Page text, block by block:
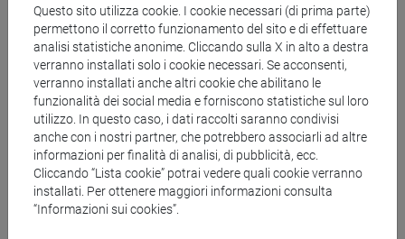
Corsi di studio e percorsi
[LT40] LINGUE, CULTURE E SOCIETÀ DELL'ASIA
E DELL'AFRICA MEDITERRANEA - Laurea
cina/giappone/corea /subcontinente indiano
eurasia
/ medio oriente e africa
india e sud-est
asiatico/giappone /cina/corea
Questo sito utilizza cookie. I cookie necessari (di prima parte)
permettono il corretto funzionamento del sito e di effettuare
analisi statistiche anonime. Cliccando sulla X in alto a destra
verranno installati solo i cookie necessari. Se acconsenti,
verranno installati anche altri cookie che abilitano le
funzionalità dei social media e forniscono statistiche sul loro
utilizzo. In questo caso, i dati raccolti saranno condivisi
anche con i nostri partner, che potrebbero associarli ad altre
informazioni per finalità di analisi, di pubblicità, ecc.
Cliccando “Lista cookie” potrai vedere quali cookie verranno
installati. Per ottenere maggiori informazioni consulta
“Informazioni sui cookies”.